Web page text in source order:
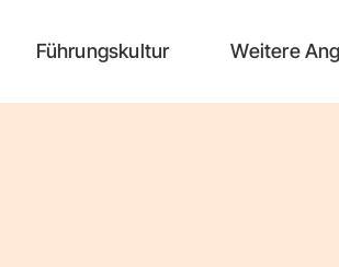
Führungskultur Weitere